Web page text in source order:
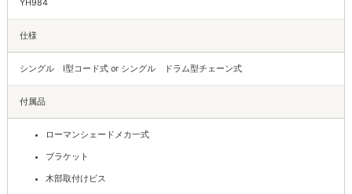
YH984
仕様
シングル I型コード式 or シングル ドラム型チェーン式
付属品
ローマンシェードメカ一式
ブラケット
木部取付けビス